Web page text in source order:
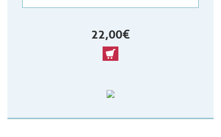
22,00 €